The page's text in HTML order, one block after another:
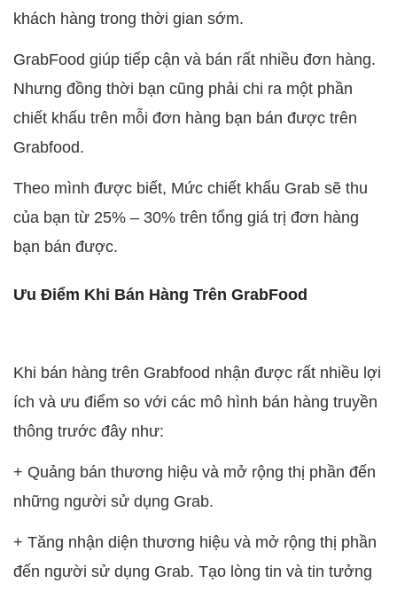
khách hàng trong thời gian sớm.
GrabFood giúp tiếp cận và bán rất nhiều đơn hàng.
Nhưng đồng thời bạn cũng phải chi ra một phần
chiết khấu trên mỗi đơn hàng bạn bán được trên
Grabfood.
Theo mình được biết, Mức chiết khấu Grab sẽ thu
của bạn từ 25% – 30% trên tổng giá trị đơn hàng
bạn bán được.
Ưu Điểm Khi Bán Hàng Trên GrabFood
Khi bán hàng trên Grabfood nhận được rất nhiều lợi
ích và ưu điểm so với các mô hình bán hàng truyền
thông trước đây như:
+ Quảng bán thương hiệu và mở rộng thị phần đến
những người sử dụng Grab.
+ Tăng nhận diện thương hiệu và mở rộng thị phần
đến người sử dụng Grab. Tạo lòng tin và tin tưởng